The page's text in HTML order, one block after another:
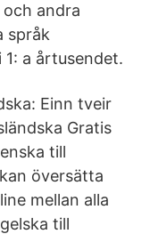
och andra
språk
a årtusendet.
Einn tveir
Gratis
till
översätta
mellan alla
till